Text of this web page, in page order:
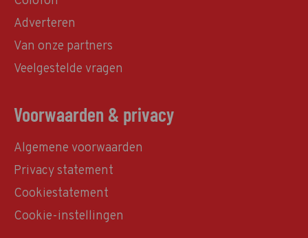
Adverteren
Van onze partners
Veelgestelde vragen
Voorwaarden & privacy
Algemene voorwaarden
Privacy statement
Cookiestatement
Cookie-instellingen